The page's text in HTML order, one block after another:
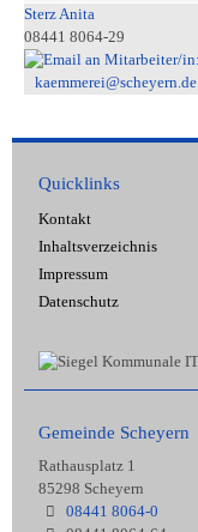
Sterz Anita
08441 8064-29
kaemmerei@scheyern.de
Quicklinks
Kontakt
Inhaltsverzeichnis
Impressum
Datenschutz
Gemeinde Scheyern
Rathausplatz 1
85298 Scheyern
08441 8064-0